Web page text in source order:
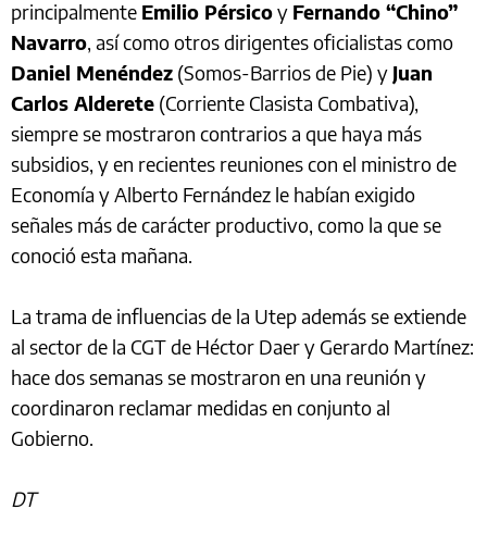
principalmente Emilio Pérsicoy Fernando “Chino”
Navarro, así como otros dirigentes oficialistas como
Daniel Menéndez (Somos-Barrios de Pie) y Juan
Carlos Alderete (Corriente Clasista Combativa),
siempre se mostraron contrarios a que haya más
subsidios, y en recientes reuniones con el ministro de
Economía y Alberto Fernández le habían exigido
señales más de carácter productivo, como la que se
conoció esta mañana.
La trama de influencias de la Utep además se extiende
al sector de la CGT de Héctor Daer y Gerardo Martínez:
hace dos semanas se mostraron en una reunión y
coordinaron reclamar medidas en conjunto al
Gobierno.
DT